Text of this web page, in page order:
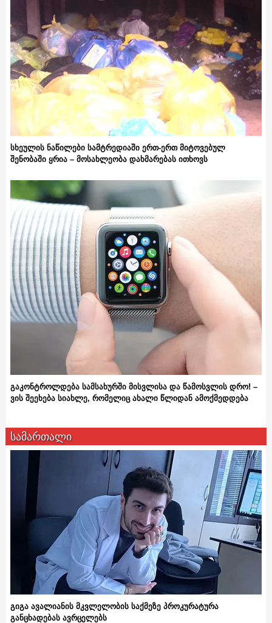
სხეულის ნაწილები სამტრედიაში ერთ-ერთ მიტოვებულ
შენობაში ყრია – მოსახლეობა დახმარებას ითხოვს
გაკონტროლდება სამსახურში მისვლისა და წამოსვლის დრო! –
ვის შეეხება სიახლე, რომელიც ახალი წლიდან ამოქმედდება
სამართალი
გიგა ავალიანის მკვლელობის საქმეზე პროკურატურა
განცხადებას ავრცელებს